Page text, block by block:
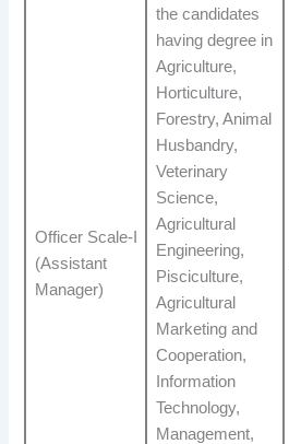
Officer Scale-I
(Assistant
Manager)
the candidates
having degree in
Agriculture,
Horticulture,
Forestry, Animal
Husbandry,
Veterinary
Science,
Agricultural
Engineering,
Pisciculture,
Agricultural
Marketing and
Cooperation,
Information
Technology,
Management,